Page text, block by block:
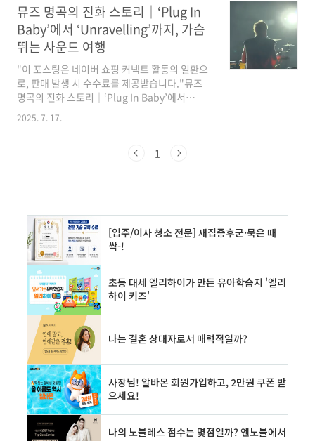
뮤즈 명곡의 진화 스토리｜‘Plug In
Baby’에서 ‘Unravelling’까지, 가슴
뛰는 사운드 여행
"이 포스팅은 네이버 쇼핑 커넥트 활동의 일환으
로, 판매 발생 시 수수료를 제공받습니다."뮤즈
명곡의 진화 스토리｜‘Plug In Baby’에서
‘Unravelling’까지, 가슴 뛰는 사운드 여행음악
을 좋아하는 여러분, 특히 록과 프로그레시브 사
에서는 뮤즈 명곡과 뮤즈 음악 특징을 중심으로,
Baby”를 들으면 설레는 감정이 올라오지 않나
요? 기타 인트로의 첫 음부터, 그 음이 가슴을 긁
고 지나가는 느낌. 저는 항상 뮤즈 대표곡 중
“Plug In Baby”를 들..
2025. 7. 17.
1